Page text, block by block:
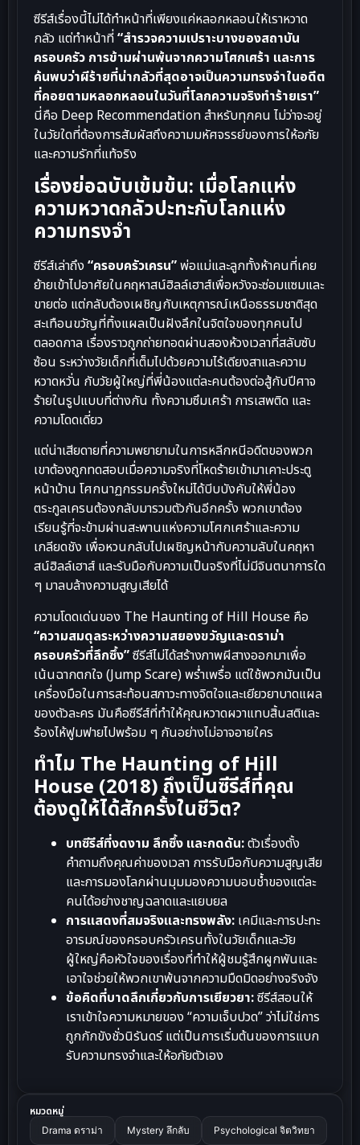
ซีรีส์เรื่องนี้ไม่ได้ทำหน้าที่เพียงแค่หลอกหลอนให้เราหวาด
กลัว แต่ทำหน้าที่“สำรวจความเปราะบางของสถาบัน
ครอบครัว การข้ามผ่านพ้นจากความโศกเศร้า และการ
ค้นพบว่าผีร้ายที่น่ากลัวที่สุดอาจเป็นความทรงจำในอดีต
ที่คอยตามหลอกหลอนในวันที่โลกความจริงทำร้ายเรา”
นี่คือ Deep Recommendation สำหรับทุกคน ไม่ว่าจะอยู่
ในวัยใดที่ต้องการสัมผัสถึงความมหัศจรรย์ของการให้อภัย
และความรักที่แท้จริง
เรื่องย่อฉบับเข้มข้น: เมื่อโลกแห่ง
ความหวาดกลัวปะทะกับโลกแห่ง
ความทรงจำ
ซีรีส์เล่าถึง “ครอบครัวเครน”พ่อแม่และลูกทั้งห้าคนที่เคย
ย้ายเข้าไปอาศัยในคฤหาสน์ฮิลล์เฮาส์เพื่อหวังจะซ่อมแซมและ
ขายต่อ แต่กลับต้องเผชิญกับเหตุการณ์เหนือธรรมชาติสุด
สะเทือนขวัญที่ทิ้งแผลเป็นฝังลึกในจิตใจของทุกคนไป
ตลอดกาล เรื่องราวถูกถ่ายทอดผ่านสองห้วงเวลาที่สลับซับ
ซ้อน ระหว่างวัยเด็กที่เต็มไปด้วยความไร้เดียงสาและความ
หวาดหวั่น กับวัยผู้ใหญ่ที่พี่น้องแต่ละคนต้องต่อสู้กับปีศาจ
ร้ายในรูปแบบที่ต่างกัน ทั้งความซึมเศร้า การเสพติด และ
ความโดดเดี่ยว
แต่น่าเสียดายที่ความพยายามในการหลีกหนีอดีตของพวก
เขาต้องถูกทดสอบเมื่อความจริงที่โหดร้ายเข้ามาเคาะประตู
หน้าบ้าน โศกนาฏกรรมครั้งใหม่ได้บีบบังคับให้พี่น้อง
ตระกูลเครนต้องกลับมารวมตัวกันอีกครั้ง พวกเขาต้อง
เรียนรู้ที่จะข้ามผ่านสะพานแห่งความโศกเศร้าและความ
เกลียดชัง เพื่อหวนกลับไปเผชิญหน้ากับความลับในคฤหา
สน์ฮิลล์เฮาส์ และรับมือกับความเป็นจริงที่ไม่มีจินตนาการใด
ๆ มาลบล้างความสูญเสียได้
ความโดดเด่นของ The Haunting of Hill House คือ
“ความสมดุลระหว่างความสยองขวัญและดราม่า
ครอบครัวที่ลึกซึ้ง”ซีรีส์ไม่ได้สร้างภาพผีสางออกมาเพื่อ
เน้นฉากตกใจ (Jump Scare) พร่ำเพรื่อ แต่ใช้พวกมันเป็น
เครื่องมือในการสะท้อนสภาวะทางจิตใจและเยียวยาบาดแผล
ของตัวละคร มันคือซีรีส์ที่ทำให้คุณหวาดผวาแทบสิ้นสติและ
ร้องไห้ฟูมฟายไปพร้อม ๆ กันอย่างไม่อาจอายใคร
ทำไม The Haunting of Hill
House (2018) ถึงเป็นซีรีส์ที่คุณ
ต้องดูให้ได้สักครั้งในชีวิต?
บทซีรีส์ที่งดงาม ลึกซึ้ง และกดดัน:ตัวเรื่องตั้ง
คำถามถึงคุณค่าของเวลา การรับมือกับความสูญเสีย
และการมองโลกผ่านมุมมองความบอบช้ำของแต่ละ
คนได้อย่างชาญฉลาดและแยบยล
การแสดงที่สมจริงและทรงพลัง: เคมีและการปะทะ
อารมณ์ของครอบครัวเครนทั้งในวัยเด็กและวัย
ผู้ใหญ่คือหัวใจของเรื่องที่ทำให้ผู้ชมรู้สึกผูกพันและ
เอาใจช่วยให้พวกเขาพ้นจากความมืดมิดอย่างจริงจัง
ข้อคิดที่บาดลึกเกี่ยวกับการเยียวยา:ซีรีส์สอนให้
เราเข้าใจความหมายของ “ความเจ็บปวด” ว่าไม่ใช่การ
ถูกกักขังชั่วนิรันดร์ แต่เป็นการเริ่มต้นของการแบก
รับความทรงจำและให้อภัยตัวเอง
หมวดหมู่
Drama ดราม่า Mystery ลึกลับ Psychological จิตวิทยา